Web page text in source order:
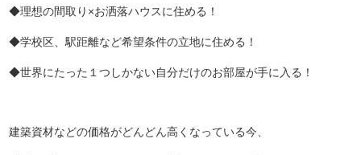
◆理想の間取り×お洒落ハウスに住める！
◆学校区、駅距離など希望条件の立地に住める！
◆世界にたった１つしかない自分だけのお部屋が手に入る！
建築資材などの価格がどんどん高くなっている今、